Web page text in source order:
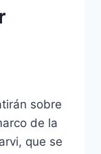
sobre
de la
que se